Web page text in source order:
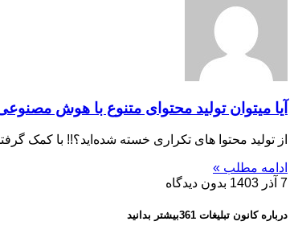
آیا میتوان تولید محتوای متنوع با هوش
از تولید محتوا های تکراری خسته شد‌ه‌اید؟!! با کمک
ادامه مطلب »
7 آذر 1403
بدون دیدگاه
درباره کانون تبلیغات 361بیشتر بدانید